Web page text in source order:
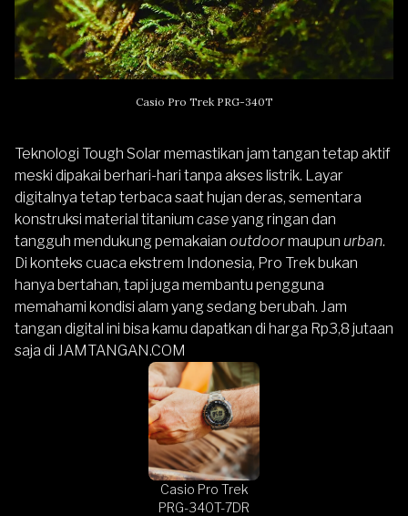
Casio Pro Trek PRG-340T
Teknologi Tough Solar memastikan jam tangan tetap aktif
meski dipakai berhari-hari tanpa akses listrik. Layar
digitalnya tetap terbaca saat hujan deras, sementara
konstruksi material titanium caseyang ringan dan
tangguh mendukung pemakaian outdoormaupun urban.
Di konteks cuaca ekstrem Indonesia, Pro Trek bukan
hanya bertahan, tapi juga membantu pengguna
memahami kondisi alam yang sedang berubah. Jam
tangan digital ini bisa kamu dapatkan di harga Rp3,8 jutaan
saja di JAMTANGAN.COM
Casio Pro Trek
PRG-340T-7DR